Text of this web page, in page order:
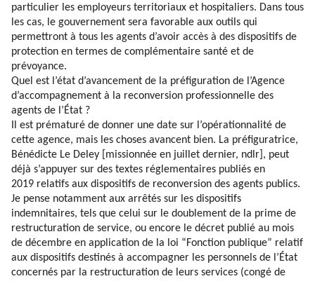
particulier les employeurs territoriaux et hospitaliers. Dans tous
les cas, le gouvernement sera favorable aux outils qui
permettront à tous les agents d’avoir accès à des dispositifs de
protection en termes de complémentaire santé et de
prévoyance.
Quel est l’état d’avancement de la préfiguration de l’Agence
d’accompagnement à la reconversion professionnelle des
agents de l’État ?
Il est prématuré de donner une date sur l’opérationnalité de
cette agence, mais les choses avancent bien. La préfiguratrice,
Bénédicte Le Deley [missionnée en juillet dernier, ndlr], peut
déjà s’appuyer sur des textes réglementaires publiés en
2019 relatifs aux dispositifs de reconversion des agents publics.
Je pense notamment aux arrêtés sur les dispositifs
indemnitaires, tels que celui sur le doublement de la prime de
restructuration de service, ou encore le décret publié au mois
de décembre en application de la loi “Fonction publique” relatif
aux dispositifs destinés à accompagner les personnels de l’État
concernés par la restructuration de leurs services (congé de